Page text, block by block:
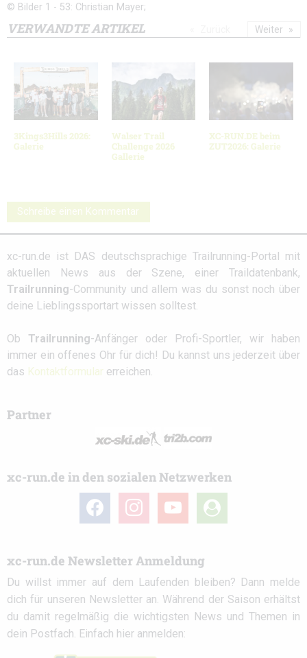
© Bilder 1 - 53: Christian Mayer;
VERWANDTE ARTIKEL
3Kings3Hills 2026:
Galerie
Walser Trail
Challenge 2026
Gallerie
XC-RUN.DE beim
ZUT2026: Galerie
Weiter
Schreibe einen Kommentar
xc-run.de ist DAS deutschsprachige Trailrunning-Portal mit
aktuellen News aus der Szene, einer Traildatenbank,
Trailrunning-Community und allem was du sonst noch über
deine Lieblingssportart wissen solltest.
Ob Trailrunning-Anfänger oder Profi-Sportler, wir haben
immer ein offenes Ohr für dich! Du kannst uns jederzeit über
das Kontaktformular erreichen.
Partner
xc-run.de in den sozialen Netzwerken
facebook instagramyoutube
user-
circle
xc-run.de Newsletter Anmeldung
Du willst immer auf dem Laufenden bleiben? Dann melde
dich für unseren Newsletter an. Während der Saison erhältst
du damit regelmäßig die wichtigsten News und Themen in
dein Postfach. Einfach hier anmelden: